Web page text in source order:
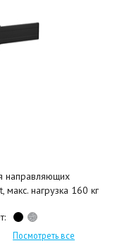
направляющих
нагрузка 160 кг
Посмотреть все